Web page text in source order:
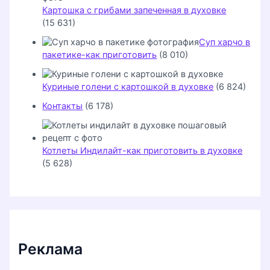
Картошка с грибами запеченная в духовке
(15 631)
Суп харчо в
пакетике-как приготовить (8 010)
Куриные голени с картошкой в духовке (6 824)
Контакты (6 178)
Котлеты Индилайт-как приготовить в духовке
(5 628)
Реклама